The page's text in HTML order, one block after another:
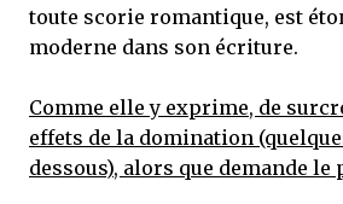
toute scorie romantique, est
moderne dans son écriture.
Comme elle y exprime, de
effets de la domination
dessous), alors que demande le